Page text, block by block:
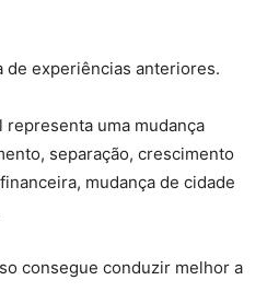
de experiências anteriores.
representa uma mudança
separação, crescimento
mudança de cidade
consegue conduzir melhor a